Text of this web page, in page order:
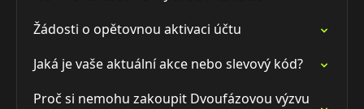
Žádosti o opětovnou aktivaci účtu
Jaká je vaše aktuální akce nebo slevový kód?
Proč si nemohu zakoupit Dvoufázovou výzvu